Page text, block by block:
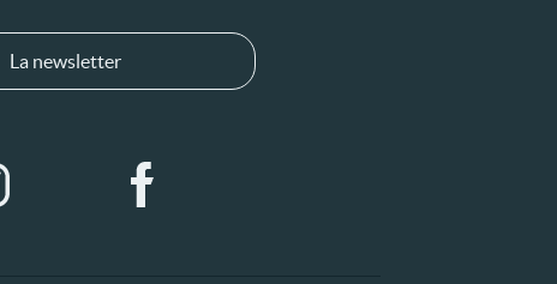
La newsletter